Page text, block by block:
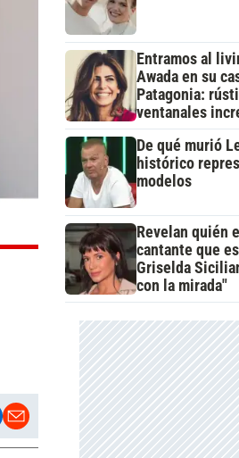
Entramos al
Awada en su
Patagonia:
ventanales
De qué murió
histórico
modelos
Revelan quién
cantante que
Griselda
con la mirada"